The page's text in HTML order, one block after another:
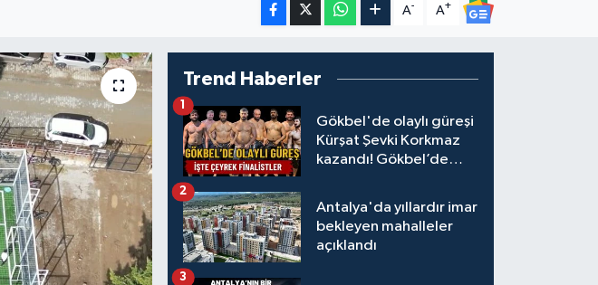
A- A+
Trend Haberler
Gökbel'de olaylı güreşi
Kürşat Şevki Korkmaz
kazandı! Gökbel’de
Gürbüz elendi!
1
Antalya'da yıllardır imar
bekleyen mahalleler
açıklandı
2
3